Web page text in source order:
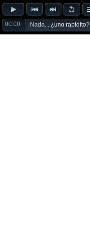
00:00 Nada... ¿uno rapidito?